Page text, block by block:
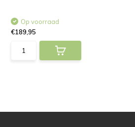
Op voorraad
€189,95